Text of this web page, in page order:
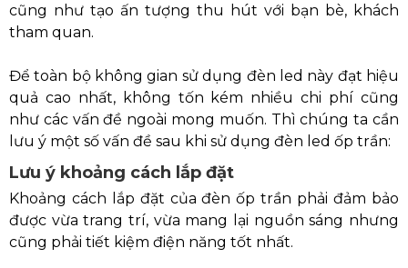
cũng như tạo ấn tượng thu hút với bạn bè, khách
tham quan.
Để toàn bộ không gian sử dụng đèn led này đạt hiệu
quả cao nhất, không tốn kém nhiều chi phí cũng
như các vấn đề ngoài mong muốn. Thì chúng ta cần
lưu ý một số vấn đề sau khi sử dụng đèn led ốp trần:
Lưu ý khoảng cách lắp đặt
Khoảng cách lắp đặt của đèn ốp trần phải đảm bảo
được vừa trang trí, vừa mang lại nguồn sáng nhưng
cũng phải tiết kiệm điện năng tốt nhất.